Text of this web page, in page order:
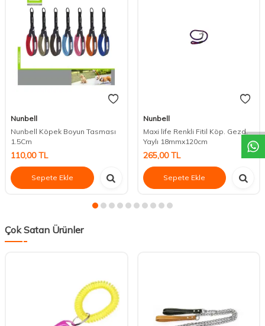
DESTEK
Nunbell
Nunbell Köpek Boyun Tasması
1.5Cm
110,00TL
Sepete Ekle
Nunbell
Maxi life Renkli Fitil Köp. Gezd.
Yaylı 18mmx120cm
265,00TL
Sepete Ekle
Çok Satan Ürünler